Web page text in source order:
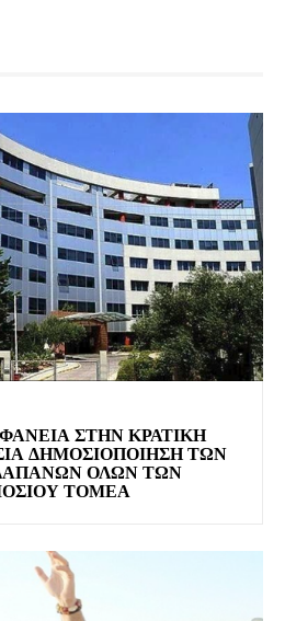
ΣΤΗΝ ΚΡΑΤΙΚΉ
ΔΗΜΟΣΙΟΠΟΊΗΣΗ ΤΩΝ
ΌΛΩΝ ΤΩΝ
ΤΟΜΈΑ